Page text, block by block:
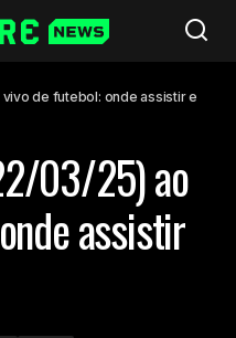
de futebol: onde assistir e
03/25) ao
assistir